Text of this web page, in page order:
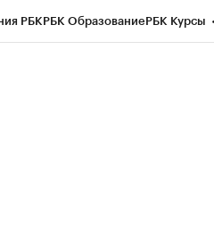
РБКРБК ОбразованиеРБК Курсы